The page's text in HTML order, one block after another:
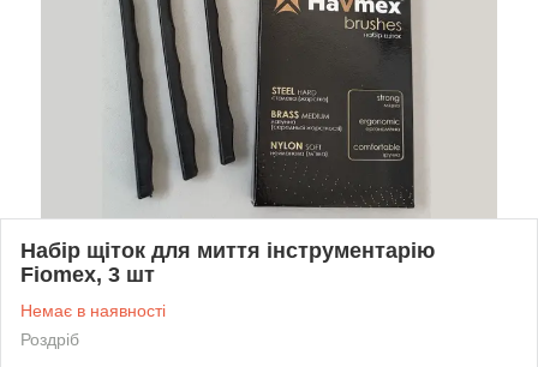
Набір щіток для миття інструментарію
Fiomex, 3 шт
Немає в наявності
Роздріб